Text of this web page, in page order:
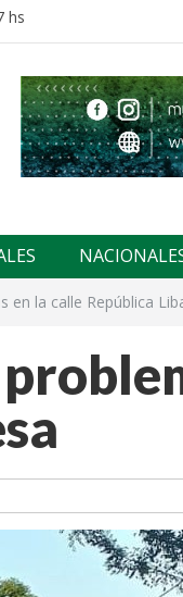
hs
en la calle República